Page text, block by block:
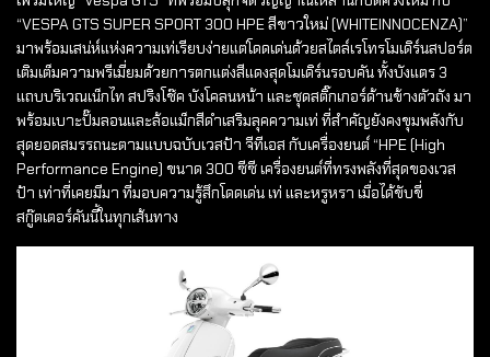
“VESPA GTS SUPER SPORT 300 HPE สีขาวใหม่ (WHITEINNOCENZA)”
มาพร้อมเสน่ห์แห่งความเท่เรียบง่ายแต่โดดเด่นด้วยสไตล์เรโทรโมเดิร์นสปอร์ต
เติมเต็มความพรีเมี่ยมด้วยการตกแต่งสีแดงสุดโมเดิร์นรอบคัน ทั้งบังแตร 3
แถบบริเวณเน็กไท สปริงโช๊ค บังโคลนหน้า และชุดสติ๊กเกอร์ด้านข้างตัวถัง มา
พร้อมเบาะปั๊มลอนและล้อแม็กสีดำเสริมลุคความเท่ ที่สำคัญยังคงขุมพลังกับ
สุดยอดสมรรถนะตามแบบฉบับเวสป้า จีทีเอส กับเครื่องยนต์ “HPE (High
Performance Engine) ขนาด 300 ซีซี เครื่องยนต์ที่ทรงพลังที่สุดของเวส
ป้า เท่าที่เคยมีมา ที่มอบความรู้สึกโดดเด่น เท่ และหรูหรา เมื่อได้ขับขี่
สกู๊ตเตอร์คันนี้ในทุกเส้นทาง